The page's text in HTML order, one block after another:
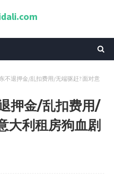
不退押金/乱扣费用/无端驱赶? 面对意
押金/乱扣费用/
大利租房狗血剧